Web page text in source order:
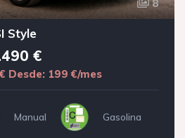
8
Style
€
Desde: 199 €/mes
Manual Gasolina